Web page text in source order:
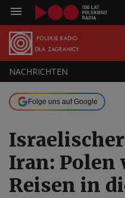
NACHRICHTEN
Folge uns auf Google
Iran: Polen
Reisen in